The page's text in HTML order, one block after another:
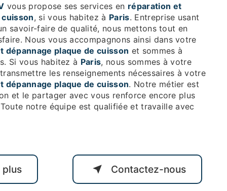
vous propose ses services en réparation et
, si vous habitez à Paris. Entreprise usant
savoir-faire de qualité, nous mettons tout en
Nous vous accompagnons ainsi dans votre
dépannage plaque de cuisson et sommes à
Si vous habitez à Paris, nous sommes à votre
les renseignements nécessaires à votre
dépannage plaque de cuisson. Notre métier est
et le partager avec vous renforce encore plus
notre équipe est qualifiée et travaille avec
plus Contactez-nous